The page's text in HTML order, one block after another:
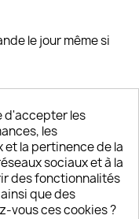
le jour même si
de nos clients
de 10h à 18H
d'accepter les
les
la pertinence de la
sociaux et à la
des fonctionnalités
que des
vous ces cookies ?